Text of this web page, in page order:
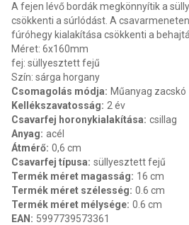
A fejen lévő bordák megkönnyítik a
csökkenti a súrlódást. A
fúróhegy kialakítása csökkenti a
Méret: 6x160mm
fej: süllyesztett fejű
Szín: sárga horgany
Csomagolás módja: Műanyag zacskó
Kellékszavatosság: 2 év
Csavarfej horonykialakítása: csillag
Anyag: acél
Átmérő: 0,6 cm
Csavarfej típusa: süllyesztett fejű
Termék méret magasság: 16 cm
Termék méret szélesség: 0.6 cm
Termék méret mélysége: 0.6 cm
EAN : 5997739573361